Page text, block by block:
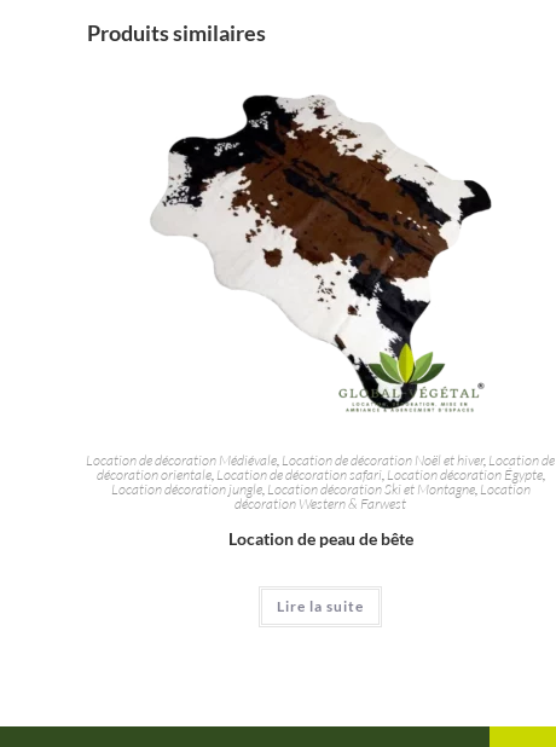
Produits similaires
Location de décoration Médiévale Location de décoration Noël et hiver, Location de
décoration orientale, Location de décoration safari, Location décoration Égypte,
Location décoration jungle, Location décoration Ski et Montagne, Location
décoration Western & Farwest
Location de peau de bête
Lire la suite